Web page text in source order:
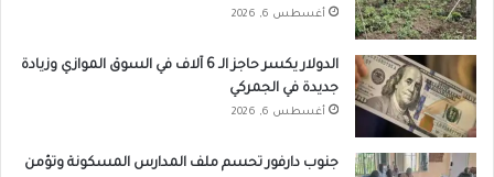
أغسطس 6, 2026
الدولار يكسر حاجز الـ 6 آلاف في السوق الموازي وزيادة
جديدة في الجمركي
أغسطس 6, 2026
جنوب دارفور تحسم ملف المدارس المسكونة وتؤمن